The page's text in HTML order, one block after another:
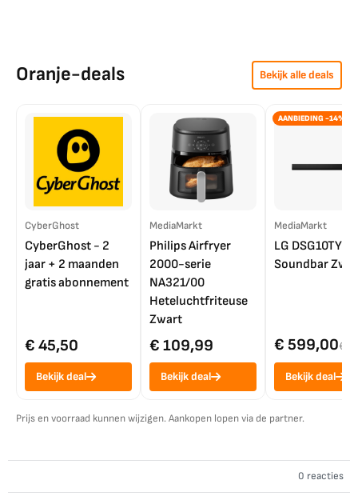
Oranje-deals Bekijk alle deals
CyberGhost
CyberGhost - 2
jaar + 2 maanden
gratis abonnement
€ 45,50
Bekijk deal
MediaMarkt
Philips Airfryer
2000-serie
NA321/00
Heteluchtfriteuse
Zwart
€ 109,99
Bekijk deal
AANBIEDING -14%
MediaMarkt
LG DSG10TY
Soundbar
€ 599,00€
Bekijk deal
Prijs en voorraad kunnen wijzigen. Aankopen lopen via de partner.
0 reacties